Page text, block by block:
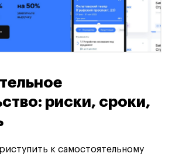
риски, сроки,
к самостоятельному